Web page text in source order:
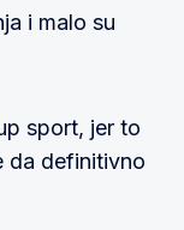
i malo su
sport, jer to
da definitivno